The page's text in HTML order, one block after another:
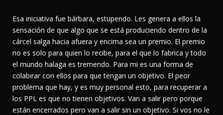
Esa iniciativa fue bárbara, estupendo. Les genera a ellos la
sensación de que algo que se está produciendo dentro de la
cárcel salga hacia afuera y encima sea un premio. El premio
no es solo para quien lo recibe, para el que lo fabrica y todo
el mundo halaga es tremendo. Para mi es una forma de
colabirar con ellos para que tengan un objetivo. El peor
problema que hay, y es muy personal esto, para recuperar a
los PPL es que no tienen objetivos. Van a salir pero porque
están encerrados pero van a salir sin un objetivo. Si vos no le